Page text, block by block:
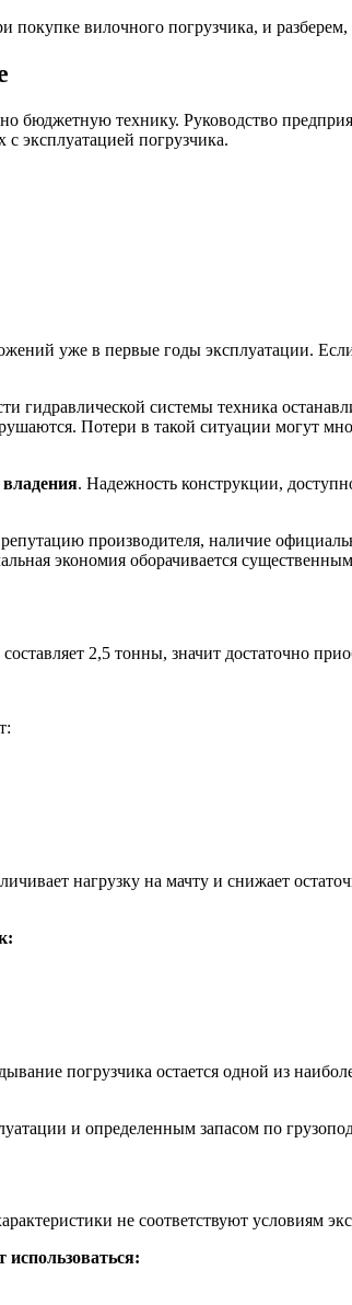
вилочного погрузчика, и
технику. Руководство
эксплуатацией погрузчика.
уже в первые годы эксплуатации.
системы техника
Потери в такой ситуации могут
. Надежность конструкции,
производителя, наличие
экономия оборачивается
2,5 тонны, значит достаточно
нагрузку на мачту и снижает
погрузчика остается одной из
и определенным запасом по
не соответствуют условиям